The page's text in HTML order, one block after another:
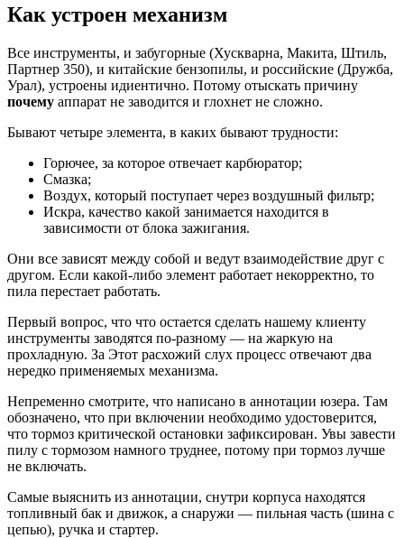
Как устроен механизм
Все инструменты, и забугорные (Хускварна, Макита, Штиль,
Партнер 350), и китайские бензопилы, и российские (Дружба,
Урал), устроены идиентично. Потому отыскать причину
почему аппарат не заводится и глохнет не сложно.
Бывают четыре элемента, в каких бывают трудности:
Горючее, за которое отвечает карбюратор;
Смазка;
Воздух, который поступает через воздушный фильтр;
Искра, качество какой занимается находится в
зависимости от блока зажигания.
Они все зависят между собой и ведут взаимодействие друг с
другом. Если какой-либо элемент работает некорректно, то
пила перестает работать.
Первый вопрос, что что остается сделать нашему клиенту
инструменты заводятся по-разному — на жаркую на
прохладную. За Этот расхожий слух процесс отвечают два
нередко применяемых механизма.
Непременно смотрите, что написано в аннотации юзера. Там
обозначено, что при включении необходимо удостоверится,
что тормоз критической остановки зафиксирован. Увы завести
пилу с тормозом намного труднее, потому при тормоз лучше
не включать.
Самые выяснить из аннотации, снутри корпуса находятся
топливный бак и движок, а снаружи — пильная часть (шина с
цепью), ручка и стартер.